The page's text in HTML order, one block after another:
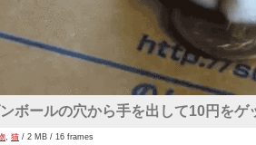
ボールの穴から手を出して10円をゲ
猫 / 2 MB / 16 frames